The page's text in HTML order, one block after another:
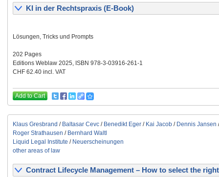
KI in der Rechtspraxis (E-Book)
Lösungen, Tricks und Prompts
202 Pages
Editions Weblaw 2025, ISBN 978-3-03916-261-1
CHF 62.40 incl. VAT
Add to Cart
Klaus Gresbrand / Baltasar Cevc / Benedikt Eger / Kai Jacob / Dennis Jansen
Roger Strathausen / Bernhard Waltl
Liquid Legal Institute / Neuerscheinungen
other areas of law
Contract Lifecycle Management – How to select the